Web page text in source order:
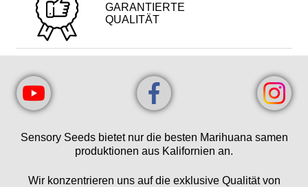
GARANTIERTE
QUALITÄT
Sensory Seeds bietet nur die besten Marihuana samen
produktionen aus Kalifornien an.
Wir konzentrieren uns auf die exklusive Qualität von